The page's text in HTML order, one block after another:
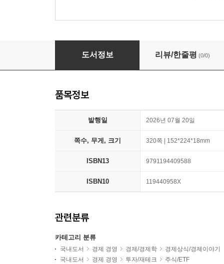
리플 XRP 투자 바이블
도서정보 리뷰/한줄평 (0/0)
품목정보
발행일 2026년 07월 20일
쪽수, 무게, 크기 320쪽 | 152*224*18mm
ISBN13 9791194409588
ISBN10 119440958X
관련분류
카테고리 분류
국내도서 경제 경영 경제/경제학
경제상식/경제이야기
국내도서
경제 경영 투자/재테크
주식/ETF